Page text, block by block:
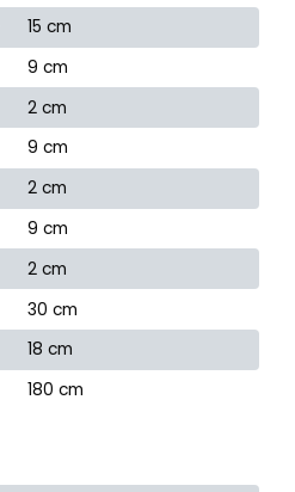
15 cm
9 cm
2 cm
9 cm
2 cm
9 cm
2 cm
30 cm
18 cm
180 cm